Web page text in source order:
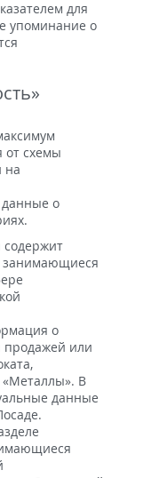
для
упоминание о
от схемы
на
о
содержит
о
или
«Металлы». В
данные